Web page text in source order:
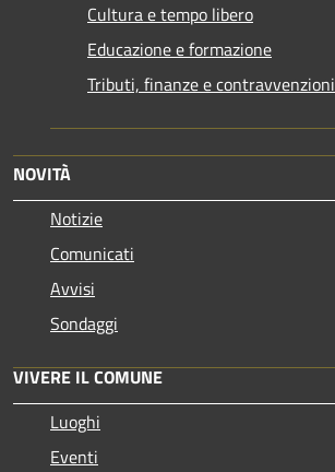
Cultura e tempo libero
Educazione e formazione
Tributi, finanze e contravvenzioni
NOVITÀ
Notizie
Comunicati
Avvisi
Sondaggi
VIVERE IL COMUNE
Luoghi
Eventi